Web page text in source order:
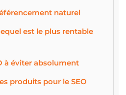
naturel
est le plus rentable
à éviter absolument
produits pour le SEO